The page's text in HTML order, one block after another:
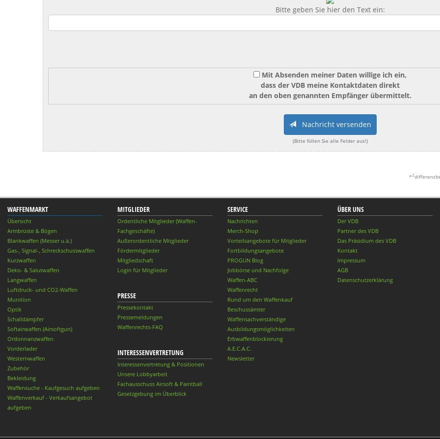
Bitte geben Sie hier den Text ein:
Mit Absenden meiner Daten willige ich ein,
dass der VDB meine Kontaktdaten direkt
an den oben genannten Empfänger übermittelt.
Nachricht versenden
(Bitte füllen Sie alle Felder aus!)
*2
WAFFENMARKT
Übersicht
Armbrüste & Bögen
Blankwaffen (Messer u.ä.)
Gas-, Signal-, Schreckschusswaffen
Kurzwaffen
Deko- & Salutwaffen
Langwaffen
Luftdruck- und CO2-Waffen
Munition
Optik
Schalldämpfer
Softairwaffen (Airsoftgun)
Ordonnanzwaffen
Vorderlader
Westernwaffen
Zubehör
Bekleidung
Waffensuche - Kaufgesuch aufgeben
Waffenverkauf - Verkaufsangebot
aufgeben
MITGLIEDER
Ordentliche Mitglieder (Waffen-
Fachgeschäfte)
Außerordentliche Mitglieder
Fördermitglieder
Mitgliedschaft
Login für Mitglieder
PRESSE
Pressekontakt
Pressemeldungen
Waffenrechts-FAQ
INTERESSENVERTRETUNG
Interessenvertretung & Positionen
Unsere Lobbyarbeit
Fachausschuss Airsoft & Paintball
Gesetzgebung im Überblick
SERVICE
Nachrichten
Merch-Shop
Vorteilsangebote für Mitglieder
Fortbildungsangebote
PROGUN Blog
Jobbörse und Nachfolge
Waffen-ABC
Waffenrecht
Rund um den Waffenkauf
Beschussämter
Waffensachverständige
Ausbildungsmöglichkeiten
Erbwaffenblockierung
A.E.C.A.C.
Newsletter
ÜBER UNS
Der VDB
Partner des VDB
Das Präsidium des VDB
Kontakt
Impressum
AGB
Datenschutzerklärung